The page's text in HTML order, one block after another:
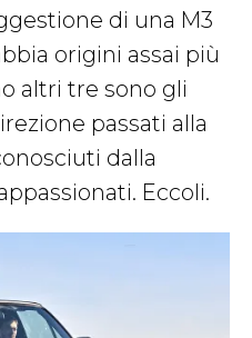
di una M3
origini assai più
altri tre sono gli
passati alla
dalla
Eccoli.